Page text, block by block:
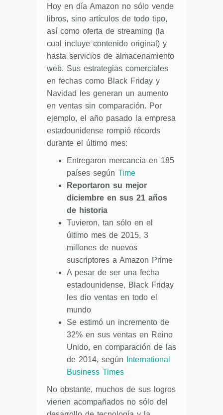
Hoy en día Amazon no sólo vende
libros, sino artículos de todo tipo,
así como oferta de streaming (la
cual incluye contenido original) y
hasta servicios de almacenamiento
web. Sus estrategias comerciales
en fechas como Black Friday y
Navidad les generan un aumento
en ventas sin comparación. Por
ejemplo, el año pasado la empresa
estadounidense rompió récords
durante el último mes:
Entregaron mercancía en 185
países según Time
Reportaron su mejor
diciembre en sus 21 años
de historia
Tuvieron, tan sólo en el
último mes de 2015, 3
millones de nuevos
suscriptores a Amazon Prime
A pesar de ser una fecha
estadounidense, Black Friday
les dio ventas en todo el
mundo
Se estimó un incremento de
32% en sus ventas en Reino
Unido, en comparación de las
de 2014, según
International
Business Times
No obstante, muchos de sus logros
vienen acompañados no sólo del